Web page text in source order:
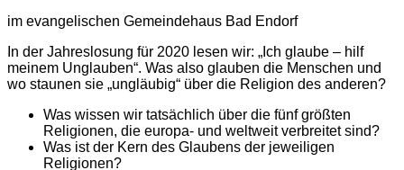
im evangelischen Gemeindehaus Bad Endorf
In der Jahreslosung für 2020 lesen wir: „Ich glaube – hilf
meinem Unglauben“. Was also glauben die Menschen und
wo staunen sie „ungläubig“ über die Religion des anderen?
Was wissen wir tatsächlich über die fünf größten
Religionen, die europa- und weltweit verbreitet sind?
Was ist der Kern des Glaubens der jeweiligen
Religionen?